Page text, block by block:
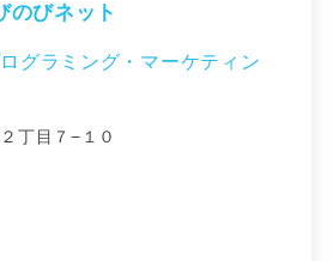
のびネット
グラミング・マーケティン
丁目７−１０